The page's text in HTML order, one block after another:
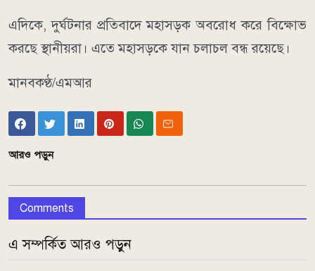
এদিকে, দুর্ঘটনার প্রতিবাদে মহাসড়ক অবরোধ করে বিক্ষোভ
করছে স্থানীয়রা। এতে মহাসড়কে যান চলাচল বন্ধ রয়েছে।
মানবকণ্ঠ/এমআর
আরও পড়ুন
Comments
এ সম্পর্কিত আরও পড়ুন